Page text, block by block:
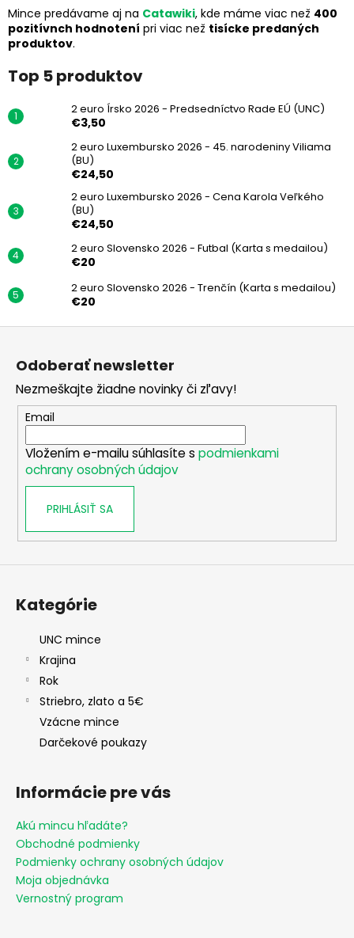
Mince predávame aj na Catawiki, kde máme viac než 400
pozitívnch hodnotení pri viac než tisícke predaných
produktov.
Top 5 produktov
2 euro Írsko 2026 - Predsedníctvo Rade EÚ (UNC)
€3,50
2 euro Luxembursko 2026 - 45. narodeniny Viliama
(BU)
€24,50
2 euro Luxembursko 2026 - Cena Karola Veľkého
(BU)
€24,50
2 euro Slovensko 2026 - Futbal (Karta s medailou)
€20
2 euro Slovensko 2026 - Trenčín (Karta s medailou)
€20
Odoberať newsletter
Nezmeškajte žiadne novinky či zľavy!
Email
Vložením e-mailu súhlasíte s podmienkami
ochrany osobných údajov
PRIHLÁSIŤ SA
Kategórie
UNC mince
Krajina
Rok
Striebro, zlato a 5€
Vzácne mince
Darčekové poukazy
Informácie pre vás
Akú mincu hľadáte?
Obchodné podmienky
Podmienky ochrany osobných údajov
Moja objednávka
Vernostný program